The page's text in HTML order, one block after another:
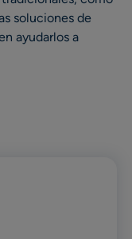
soluciones de
ayudarlos a